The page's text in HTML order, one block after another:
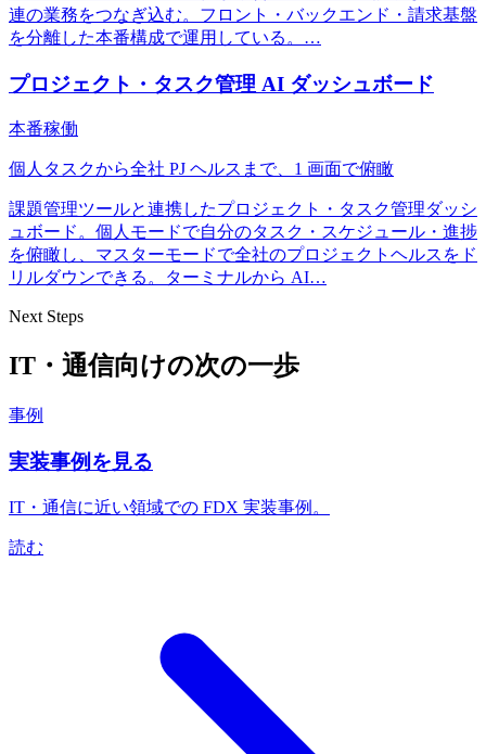
連の業務をつなぎ込む。フロント・バックエンド・請求基盤
を分離した本番構成で運用している。 …
プロジェクト・タスク管理 AI ダッシュボード
本番稼働
個人タスクから全社 PJ ヘルスまで、1 画面で俯瞰
課題管理ツールと連携したプロジェクト・タスク管理ダッシ
ュボード。個人モードで自分のタスク・スケジュール・進捗
を俯瞰し、マスターモードで全社のプロジェクトヘルスをド
リルダウンできる。ターミナルから AI…
Next Steps
IT・通信向けの次の一歩
事例
実装事例を見る
IT・通信に近い領域での FDX 実装事例。
読む